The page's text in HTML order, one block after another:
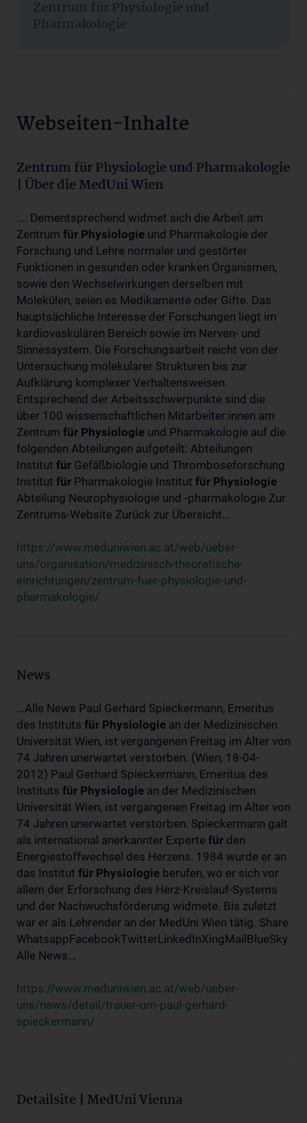
Zentrum für Physiologie und
Pharmakologie
Webseiten-Inhalte
Zentrum für Physiologie und Pharmakologie
| Über die MedUni Wien
.... Dementsprechend widmet sich die Arbeit am
Zentrum für Physiologie und Pharmakologie der
Forschung und Lehre normaler und gestörter
Funktionen in gesunden oder kranken Organismen,
sowie den Wechselwirkungen derselben mit
Molekülen, seien es Medikamente oder Gifte. Das
hauptsächliche Interesse der Forschungen liegt im
kardiovaskulären Bereich sowie im Nerven- und
Sinnessystem. Die Forschungsarbeit reicht von der
Untersuchung molekularer Strukturen bis zur
Aufklärung komplexer Verhaltensweisen.
Entsprechend der Arbeitsschwerpunkte sind die
über 100 wissenschaftlichen Mitarbeiter:innen am
Zentrum für Physiologie und Pharmakologie auf die
folgenden Abteilungen aufgeteilt: Abteilungen
Institut für Gefäßbiologie und Thromboseforschung
Institut für Pharmakologie Institut für Physiologie
Abteilung Neurophysiologie und -pharmakologie Zur
Zentrums-Website Zurück zur Übersicht...
https://www.meduniwien.ac.at/web/ueber-
uns/organisation/medizinisch-theoretische-
einrichtungen/zentrum-fuer-physiologie-und-
pharmakologie/
News
...Alle News Paul Gerhard Spieckermann, Emeritus
des Instituts für Physiologie an der Medizinischen
Universität Wien, ist vergangenen Freitag im Alter von
74 Jahren unerwartet verstorben. (Wien, 18-04-
2012) Paul Gerhard Spieckermann, Emeritus des
Instituts für Physiologie an der Medizinischen
Universität Wien, ist vergangenen Freitag im Alter von
74 Jahren unerwartet verstorben. Spieckermann galt
als international anerkannter Experte für den
Energiestoffwechsel des Herzens. 1984 wurde er an
das Institut für Physiologie berufen, wo er sich vor
allem der Erforschung des Herz-Kreislauf-Systems
und der Nachwuchsförderung widmete. Bis zuletzt
war er als Lehrender an der MedUni Wien tätig. Share
WhatsappFacebookTwitterLinkedInXingMailBlueSky
Alle News...
https://www.meduniwien.ac.at/web/ueber-
uns/news/detail/trauer-um-paul-gerhard-
spieckermann/
Detailsite | MedUni Vienna